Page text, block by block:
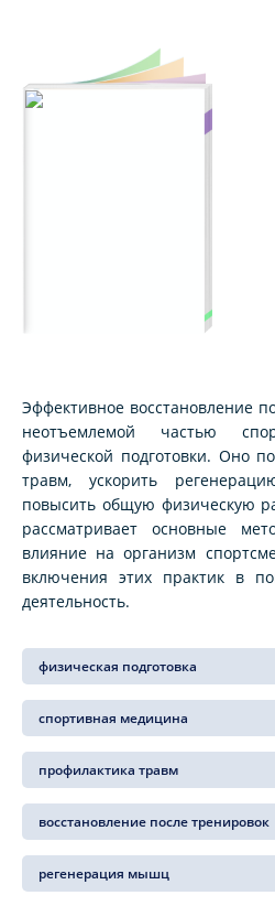
Эффективное восстановление
неотъемлемой частью
физической подготовки. Оно
травм, ускорить
повысить общую физическую
рассматривает основные
влияние на организм
включения этих практик в
деятельность.
физическая подготовка
спортивная медицина
профилактика травм
восстановление после тренировок
регенерация мышц